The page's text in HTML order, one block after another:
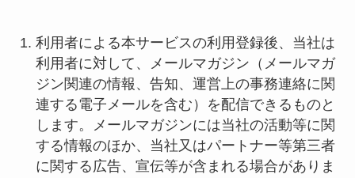
利用者による本サービスの利用登録後、当社は
利用者に対して、メールマガジン（メールマガ
ジン関連の情報、告知、運営上の事務連絡に関
連する電子メールを含む）を配信できるものと
します。メールマガジンには当社の活動等に関
する情報のほか、当社又はパートナー等第三者
に関する広告、宣伝等が含まれる場合がありま